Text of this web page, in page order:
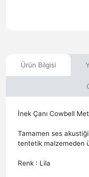
Ürün Bilgisi
İnek Çanı Cowbell
Tamamen ses
tentetik malzemeden
Renk : Lila